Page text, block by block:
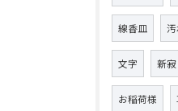
線香皿
文字 新寂
お稲荷様